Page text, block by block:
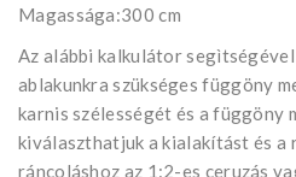
Magassága:300 cm
Az alábbi kalkulátor
ablakunkra szükséges függöny
karnis szélességét és a függöny
kiválaszthatjuk a kialakítást és
ráncoláshoz az 1:2-es ceruzás